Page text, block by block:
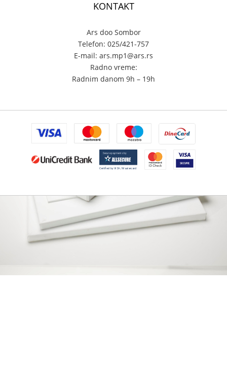
KONTAKT
Ars doo Sombor
Telefon: 025/421-757
E-mail: ars.mp1@ars.rs
Radno vreme:
Radnim danom 9h – 19h